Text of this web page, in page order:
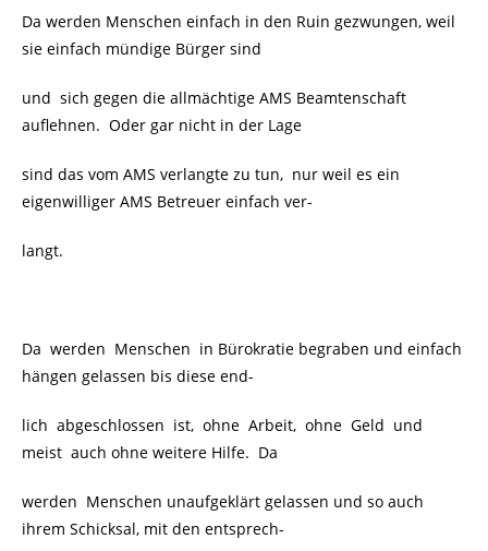
Da werden Menschen einfach in den Ruin gezwungen, weil
sie einfach mündige Bürger sind
und sich gegen die allmächtige AMS Beamtenschaft
auflehnen. Oder gar nicht in der Lage
sind das vom AMS verlangte zu tun, nur weil es ein
eigenwilliger AMS Betreuer einfach ver-
langt.
Da werden Menschen in Bürokratie begraben und einfach
hängen gelassen bis diese end-
lich abgeschlossen ist, ohne Arbeit, ohne Geld und
meist auch ohne weitere Hilfe. Da
werden Menschen unaufgeklärt gelassen und so auch
ihrem Schicksal, mit den entsprech-